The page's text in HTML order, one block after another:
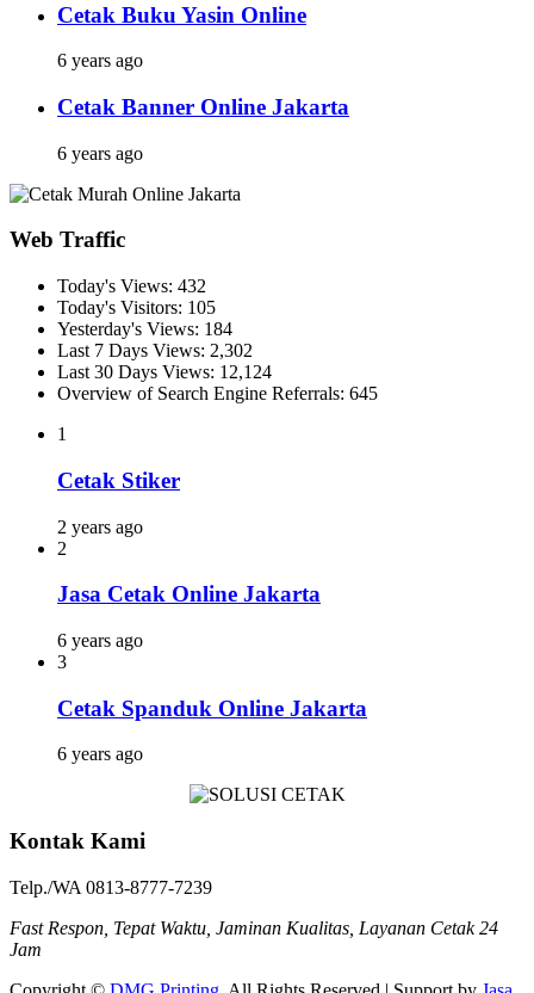
Cetak Buku Yasin Online
6 years ago
Cetak Banner Online Jakarta
6 years ago
Web Traffic
Today's Views: 432
Today's Visitors: 105
Yesterday's Views: 184
Last 7 Days Views: 2,302
Last 30 Days Views: 12,124
Overview of Search Engine Referrals: 645
1
Cetak Stiker
2 years ago
2
Jasa Cetak Online Jakarta
6 years ago
3
Cetak Spanduk Online Jakarta
6 years ago
Kontak Kami
Telp./WA 0813-8777-7239
Fast Respon, Tepat Waktu, Jaminan Kualitas, Layanan Cetak 24
Jam